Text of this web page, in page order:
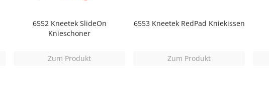
6552 Kneetek SlideOn
Knieschoner
Zum Produkt
6553 Kneetek RedPad Kniekissen
Zum Produkt